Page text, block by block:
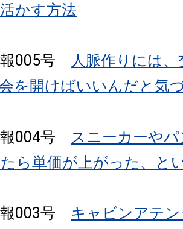
かす方法
005号
人脈作りには
を開けばいいんだと気
004号 スニーカーや
ら単価が上がった、と
003号 キャビンアテ